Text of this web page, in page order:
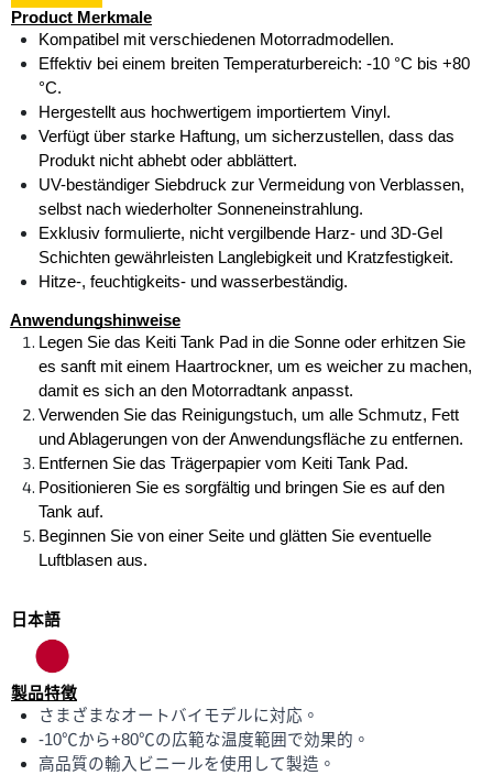
Product Merkmale
Kompatibel mit verschiedenen Motorradmodellen.
Effektiv bei einem breiten Temperaturbereich: -10 °C bis +80
°C.
Hergestellt aus hochwertigem importiertem Vinyl.
Verfügt über starke Haftung, um sicherzustellen, dass das
Produkt nicht abhebt oder abblättert.
UV-beständiger Siebdruck zur Vermeidung von Verblassen,
selbst nach wiederholter Sonneneinstrahlung.
Exklusiv formulierte, nicht vergilbende Harz- und 3D-Gel
Schichten gewährleisten Langlebigkeit und Kratzfestigkeit.
Hitze-, feuchtigkeits- und wasserbeständig.
Anwendungshinweise
Legen Sie das Keiti Tank Pad in die Sonne oder erhitzen Sie
es sanft mit einem Haartrockner, um es weicher zu machen,
damit es sich an den Motorradtank anpasst.
Verwenden Sie das Reinigungstuch, um alle Schmutz, Fett
und Ablagerungen von der Anwendungsfläche zu entfernen.
Entfernen Sie das Trägerpapier vom Keiti Tank Pad.
Positionieren Sie es sorgfältig und bringen Sie es auf den
Tank auf.
Beginnen Sie von einer Seite und glätten Sie eventuelle
Luftblasen aus.
日本語
製品特徴
さまざまなオートバイモデルに対応。
-10℃から+80℃の広範な温度範囲で効果的。
高品質の輸入ビニールを使用して製造。